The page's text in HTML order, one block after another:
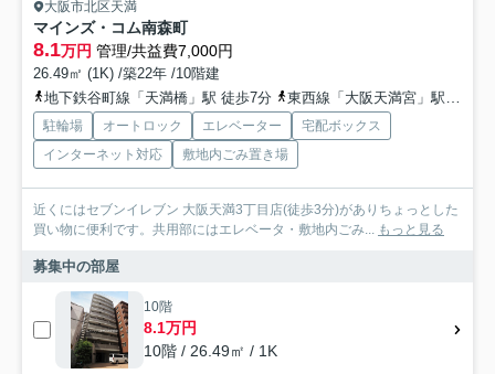
大阪市北区天満
マインズ・コム南森町
8.1万円 管理/共益費7,000円
26.49㎡ (1K) /築22年 /10階建
地下鉄谷町線「天満橋」駅 徒歩7分
東西線「大阪天満宮」駅 徒歩8分
駐輪場 オートロック エレベーター
宅配ボックス
インターネット対応
敷地内ごみ置き場
近くにはセブンイレブン 大阪天満3丁目店(徒歩3分)がありちょっとした
買い物に便利です。共用部にはエレベータ・敷地内ごみ... もっと見る
募集中の部屋
10階
8.1万円
10階 / 26.49㎡ / 1K